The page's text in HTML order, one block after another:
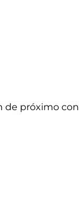
de próximo